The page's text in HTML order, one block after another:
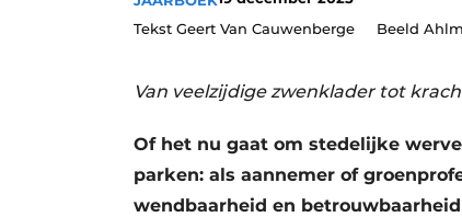
Vacatures
Tekst Geert Van Cauwenberge Beeld
Van veelzijdige zwenklader tot
Of het nu gaat om stedelijke
parken: als aannemer of
wendbaarheid en